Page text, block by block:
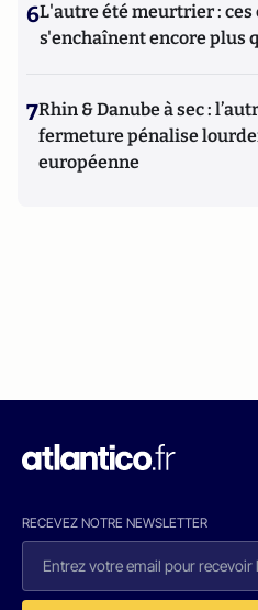
6L'autre été meurtrier :
s'enchaînent encore plus
7Rhin & Danube à sec :
fermeture pénalise
européenne
RECEVEZ NOTRE NEWSLETTER